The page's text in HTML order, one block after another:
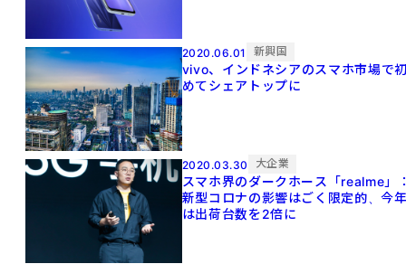
2020.06.01 新興国
vivo、インドネシアのスマホ市場で
めてシェアトップに
2020.03.30 大企業
スマホ界のダークホース「realme」
新型コロナの影響はごく限定的、今
は出荷台数を2倍に